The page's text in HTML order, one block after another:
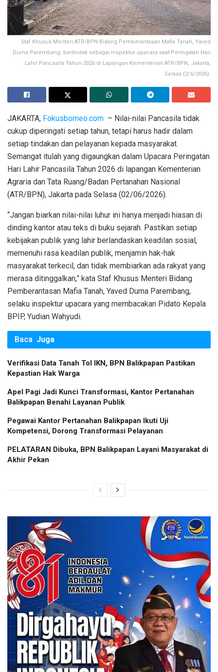
Staf Khusus Menteri ATR/BPN Bidang Pemberantasan Mafia Tanah, Yaved
Duma Parembang, bertindak sebagai inspektur upacara saat Peringatan Hari
Lahir Pancasila Tahun 2026 di Lapangan Kementerian ATR/BPN, Jakarta,
Selasa (2/6/2026).
JAKARTA, Fokusborneo.com – Nilai-nilai Pancasila tidak
cukup diperingati setiap tahun, tetapi harus hadir dalam
setiap tindakan dan pelayanan kepada masyarakat.
Semangat itulah yang digaungkan dalam Upacara Peringatan
Hari Lahir Pancasila Tahun 2026 di lapangan Kementerian
Agraria dan Tata Ruang/Badan Pertanahan Nasional
(ATR/BPN), Jakarta pada Selasa (02/06/2026).
“Jangan biarkan nilai-nilai luhur ini hanya menjadi hiasan di
dinding kantor atau teks di buku sejarah. Pastikan setiap
kebijakan publik yang lahir berlandaskan keadilan sosial,
memenuhi rasa keadilan publik, menjamin hak-hak
masyarakat terkecil, dan tidak membiarkan ada rakyat yang
merasa ditinggalkan,” kata Staf Khusus Menteri Bidang
Pemberantasan Mafia Tanah, Yaved Duma Parembang,
selaku inspektur upacara yang membacakan Pidato Kepala
BPIP, Yudian Wahyudi.
Baca Juga
Verifikasi Data Tanah Tol IKN, BPN Balikpapan Pastikan
Kepastian Hak Warga
Apel Pagi Jadi Kunci Transformasi, Kantor Pertanahan
Balikpapan Benahi Layanan Publik
Pegawai Kantor Pertanahan Balikpapan Ikuti Uji
Kompetensi, Dorong Transformasi Pelayanan
PELATARAN Dibuka, BPN Balikpapan Layani Masyarakat di
Akhir Pekan